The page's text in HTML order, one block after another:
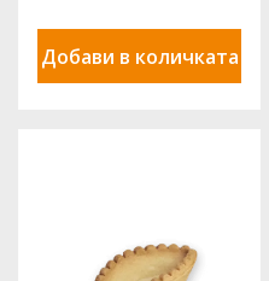
Добави в количката